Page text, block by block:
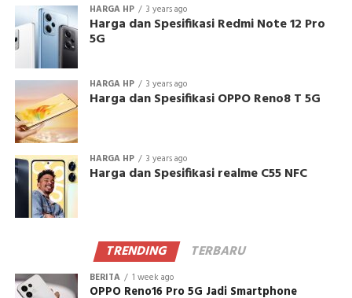
HARGA HP 3 years ago
Harga dan Spesifikasi Redmi Note 12 Pro
5G
HARGA HP 3 years ago
Harga dan Spesifikasi OPPO Reno8 T 5G
HARGA HP 3 years ago
Harga dan Spesifikasi realme C55 NFC
TRENDING TERBARU
BERITA 1 week ago
OPPO Reno16 Pro 5G Jadi Smartphone